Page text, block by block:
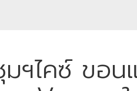
มฯไคซ์ ขอ